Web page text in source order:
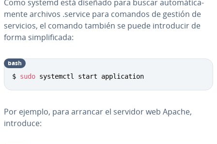
Como systemd está diseñado para buscar au­to­má­ti­ca­
me­n­te archivos .service para comandos de gestión de
servicios, el comando también se puede in­tro­du­cir de
forma si­m­pli­fi­ca­da:
$ sudo systemctl start application
bash
Por ejemplo, para arrancar el servidor web Apache,
introduce: